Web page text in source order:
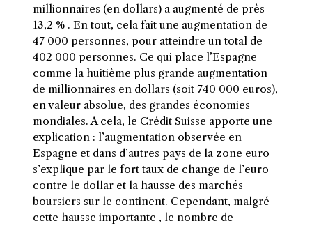
millionnaires (en dollars) a augmenté de près
13,2 % . En tout, cela fait une augmentation de
47 000 personnes, pour atteindre un total de
402 000 personnes. Ce qui place l’Espagne
comme la huitième plus grande augmentation
de millionnaires en dollars (soit 740 000 euros),
en valeur absolue, des grandes économies
mondiales. A cela, le Crédit Suisse apporte une
explication : l’augmentation observée en
Espagne et dans d’autres pays de la zone euro
s’explique par le fort taux de change de l’euro
contre le dollar et la hausse des marchés
boursiers sur le continent. Cependant, malgré
cette hausse importante , le nombre de